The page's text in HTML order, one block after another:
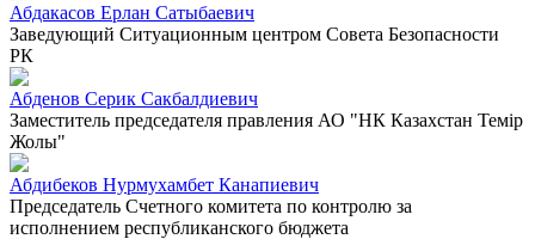
Абдакасов Ерлан Сатыбаевич
Заведующий Ситуационным центром Совета Безопасности
РК
Абденов Серик Сакбалдиевич
Заместитель председателя правления АО "НК Казахстан Темiр
Жолы"
Абдибеков Нурмухамбет Канапиевич
Председатель Счетного комитета по контролю за
исполнением республиканского бюджета